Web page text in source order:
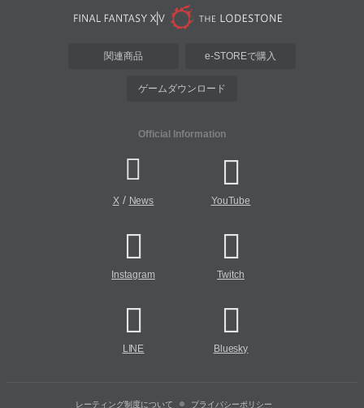
関連商品 e-STOREで購入
ゲームダウンロード
Official Information
X/ News YouTube
Instagram Twitch
LINE Bluesky
レーティング制度について プライバシーポリシー